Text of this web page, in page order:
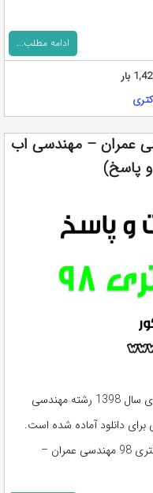
ادامه مطلب...
بار
دکتری 98 مهندسی عمران – مهندسی اب
پاسخ)
دفترچه سوالات و پاسخ کلیدی آزمون دکتری سال 1398 رشته مهندسی
دانلود آماده شده است.
جهت دانلود رایگان سوالات و پاسخ کنکور دکتری 98 مهندسی عمران –